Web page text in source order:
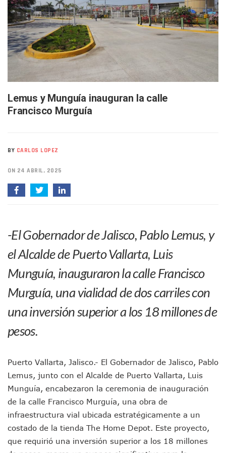
Buscan A Wilber Armando Colmenares Márquez,
Melissa Madero Exige Aclarar Sustento Legal De Las
Washington Enfrenta Una Emergencia Ambiental Por
Avanza Plan Para Construir Estadio De Tritones Vallarta;
Nuevas Concesiones De Taxis En Puerto Vallarta, ¿para
Mueren Cuatro Personas Tras Explosión De Una Pipa En
Bruno Blancas Lleva El Mensaje De La Cuarta
Liberan 180 Crías De Iguana Verde En El Estero El Salado
Ofrecerán Asesoría Jurídica Gratuita En Puerto Vallarta
Juan Solís E Iris Torres Buscan Integrar La Planilla Del PAN
Jóvenes En Movimiento Jalisco Renueva Su Dirigencia
Pancho López; En La Mira Del Comité Nacional Del PAN
Cae El “R1”, Presunto Autor Intelectual Del Homicidio De
Muere Manolo Solo, Actor De “El Laberinto Del Fauno”, A
Citan A Siete Integrantes De La Semar Por Investigación
En Abril 2027 Terminarán El Centro Regional De Autismo
Nidos De Lluvia Busca Beneficiar A 100 Familias De
Morena Cierra Filas Por La Defensa Del Agua De Calidad
Hallazgo De Yareli Colmenares Tovar Eleva A 4 Cuerpos
Regresa A Puerto Vallarta La Premiación Nacional De La
Ra Aguilar Acompaña A Cientos De Familias En Las
Oleaje Y Riesgo Por Cocodrilos Mantienen Restricciones
“Kato” Supera El Abandono Y Comienza Una Nueva Vida
Poderoso Terremoto Destruye Edificios Y Puentes En
Lemus y Munguía inauguran la calle
Francisco Murguía
BY CARLOS LOPEZ
ON 24 ABRIL, 2025
-El Gobernador de Jalisco, Pablo Lemus, y
el Alcalde de Puerto Vallarta, Luis
Munguía, inauguraron la calle Francisco
Murguía, una vialidad de dos carriles con
una inversión superior a los 18 millones de
pesos.
Puerto Vallarta, Jalisco.- El Gobernador de Jalisco, Pablo
Lemus, junto con el Alcalde de Puerto Vallarta, Luis
Munguía, encabezaron la ceremonia de inauguración
de la calle Francisco Murguía, una obra de
infraestructura vial ubicada estratégicamente a un
costado de la tienda The Home Depot. Este proyecto,
que requirió una inversión superior a los 18 millones